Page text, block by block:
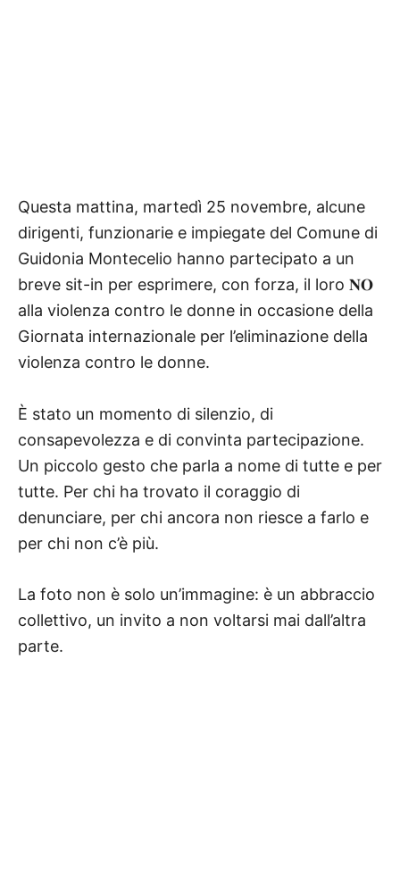
Questa mattina, martedì 25 novembre, alcune
dirigenti, funzionarie e impiegate del Comune di
Guidonia Montecelio hanno partecipato a un
breve sit-in per esprimere, con forza, il loro 𝐍𝐎
alla violenza contro le donne in occasione della
Giornata internazionale per l’eliminazione della
violenza contro le donne.
È stato un momento di silenzio, di
consapevolezza e di convinta partecipazione.
Un piccolo gesto che parla a nome di tutte e per
tutte. Per chi ha trovato il coraggio di
denunciare, per chi ancora non riesce a farlo e
per chi non c’è più.
La foto non è solo un’immagine: è un abbraccio
collettivo, un invito a non voltarsi mai dall’altra
parte.